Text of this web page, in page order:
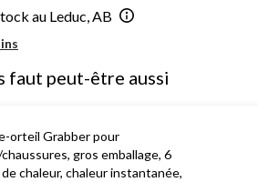
au Leduc, AB
faut peut-être aussi
orteil Grabber pour
gros emballage, 6
chaleur, chaleur instantanée,